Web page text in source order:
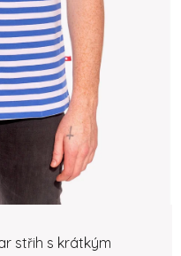
střih s krátkým